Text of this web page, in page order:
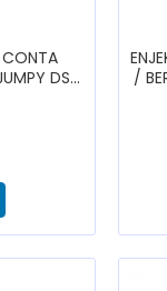
CONTA
DS5
/